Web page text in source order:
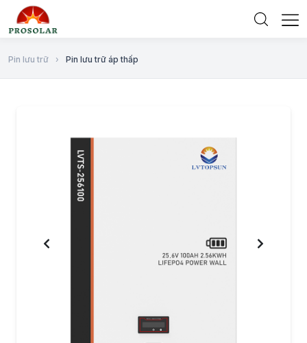
Pin lưu trữ › Pin lưu trữ áp thấp